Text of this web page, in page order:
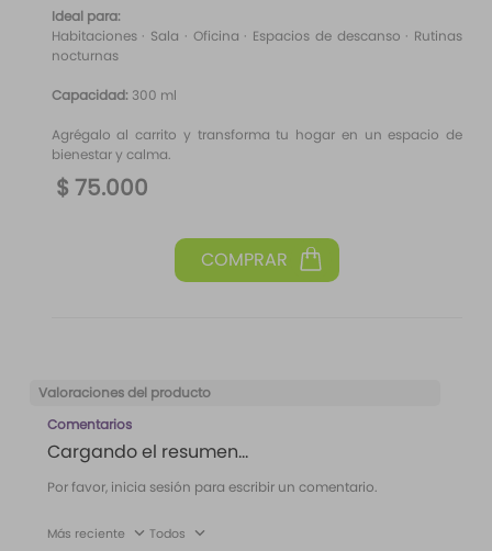
Ideal para:
Habitaciones · Sala · Oficina · Espacios de descanso · Rutinas
nocturnas
Capacidad: 300 ml
Agrégalo al carrito y transforma tu hogar en un espacio de
bienestar y calma.
$ 75.000
Valoraciones del producto
Comentarios
Cargando el resumen…
Por favor, inicia sesión para escribir un comentario.
Más reciente Todos